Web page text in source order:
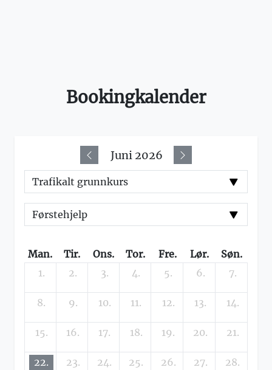
Bookingkalender
Juni 2026
Man. Tir. Ons. Tor. Fre. Lør.
Søn.
1.
2. 3. 4. 5. 6. 7.
8. 9. 10. 11. 12. 13. 14.
15. 16. 17. 18. 19. 20. 21.
22. 23. 24. 25. 26. 27. 28.